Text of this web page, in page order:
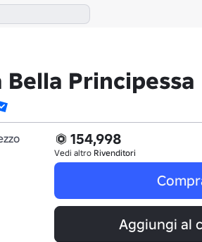
Bella Principessa
154,998
Vedi altro Rivenditori
Aggiungi al